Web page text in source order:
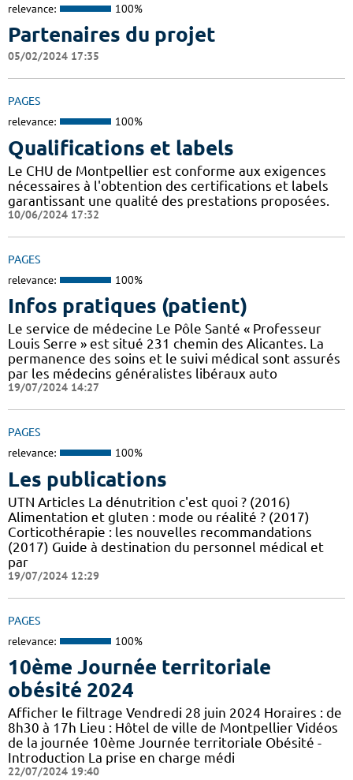
relevance: 100%
Partenaires du projet
05/02/2024 17:35
PAGES
relevance: 100%
Qualifications et labels
Le CHU de Montpellier est conforme aux exigences
nécessaires à l'obtention des certifications et labels
garantissant une qualité des prestations proposées.
10/06/2024 17:32
PAGES
relevance: 100%
Infos pratiques (patient)
Le service de médecine Le Pôle Santé « Professeur
Louis Serre » est situé 231 chemin des Alicantes. La
permanence des soins et le suivi médical sont assurés
par les médecins généralistes libéraux auto
19/07/2024 14:27
PAGES
relevance: 100%
Les publications
UTN Articles La dénutrition c'est quoi ? (2016)
Alimentation et gluten : mode ou réalité ? (2017)
Corticothérapie : les nouvelles recommandations
(2017) Guide à destination du personnel médical et
par
19/07/2024 12:29
PAGES
relevance: 100%
10ème Journée territoriale
obésité 2024
Afficher le filtrage Vendredi 28 juin 2024 Horaires : de
8h30 à 17h Lieu : Hôtel de ville de Montpellier Vidéos
de la journée 10ème Journée territoriale Obésité -
Introduction La prise en charge médi
22/07/2024 19:40